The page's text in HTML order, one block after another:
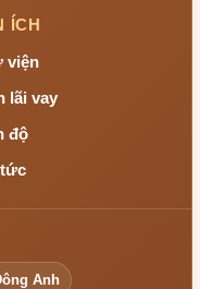
ÍCH
viện
lãi vay
độ
Anh